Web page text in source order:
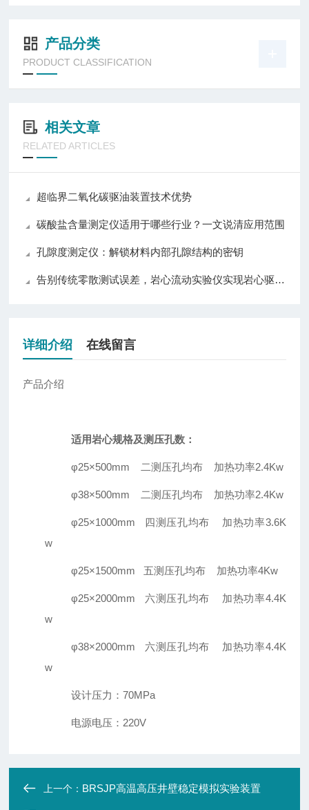
产品分类
PRODUCT CLASSIFICATION
相关文章
RELATED ARTICLES
超临界二氧化碳驱油装置技术优势
碳酸盐含量测定仪适用于哪些行业？一文说清应用范围
孔隙度测定仪：解锁材料内部孔隙结构的密钥
告别传统零散测试误差，岩心流动实验仪实现岩心驱替全流程自动化精准控制
详细介绍 在线留言
产品介绍
适用岩心规格及测压孔数：
φ25×500mm 二测压孔均布 加热功率2.4Kw
φ38×500mm 二测压孔均布 加热功率2.4Kw
φ25×1000mm 四测压孔均布 加热功率3.6K
w
φ25×1500mm 五测压孔均布 加热功率4Kw
φ25×2000mm 六测压孔均布 加热功率4.4K
w
φ38×2000mm 六测压孔均布 加热功率4.4K
w
设计压力：70MPa
电源电压：220V
上一个： BRSJP高温高压井壁稳定模拟实验装置